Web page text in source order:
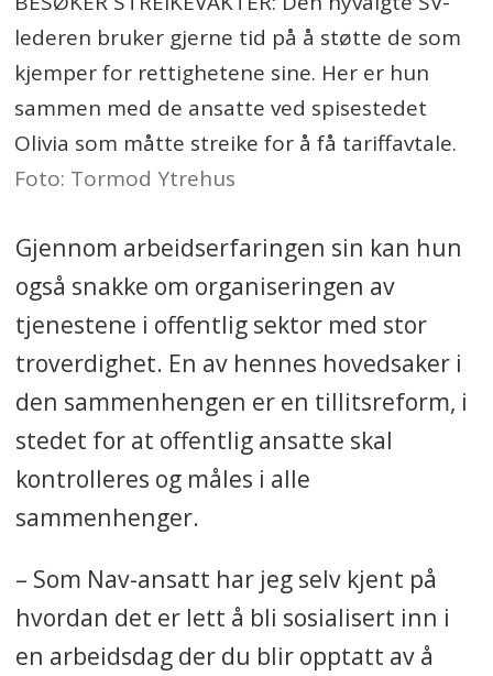
lederen bruker gjerne tid på å støtte de som
kjemper for rettighetene sine. Her er hun
sammen med de ansatte ved spisestedet
Olivia som måtte streike for å få tariffavtale.
Foto: Tormod Ytrehus
Gjennom arbeidserfaringen sin kan hun
også snakke om organiseringen av
tjenestene i offentlig sektor med stor
troverdighet. En av hennes hovedsaker i
den sammenhengen er en tillitsreform, i
stedet for at offentlig ansatte skal
kontrolleres og måles i alle
sammenhenger.
– Som Nav-ansatt har jeg selv kjent på
hvordan det er lett å bli sosialisert inn i
en arbeidsdag der du blir opptatt av å